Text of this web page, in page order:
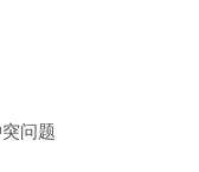
问题